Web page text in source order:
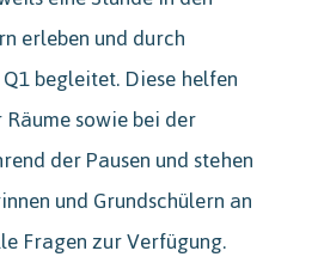
erleben und durch
begleitet. Diese helfen
sowie bei der
der Pausen und stehen
und Grundschülern an
Fragen zur Verfügung.